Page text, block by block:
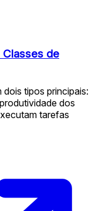
Classes de
tipos principais:
dos
tarefas